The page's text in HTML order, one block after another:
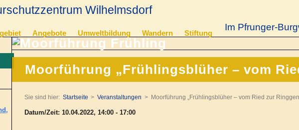
Wilhelmsdorf
Im Pfrunger-
Angebote Umweltbildung Wandern Stiftung
Moorführung „Frühlingsblüher – vom
Sie sind hier: Startseite Veranstaltungen Moorführung „Frühlingsblüher – vom Ried zur
Datum/Zeit: 10.04.2022, 14:00 - 17:00